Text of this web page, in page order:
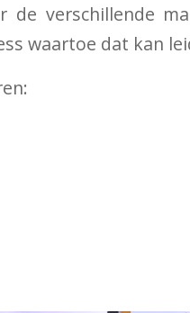
verschillende
waartoe dat kan